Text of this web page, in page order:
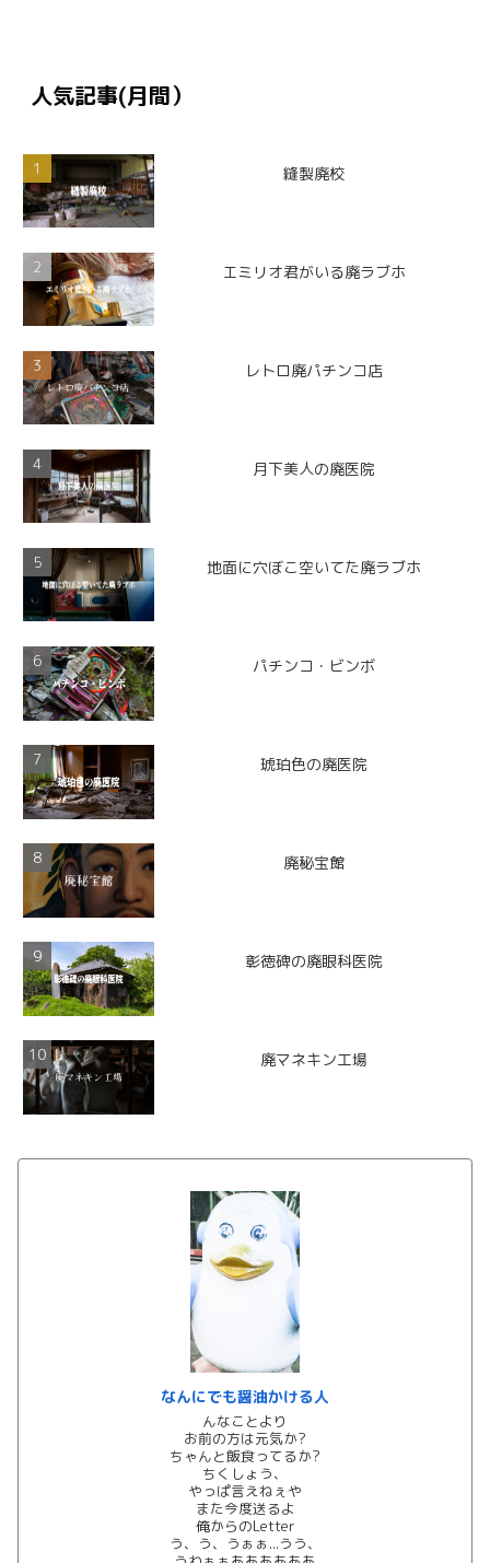
人気記事(月間）
縫製廃校
エミリオ君がいる廃ラブホ
レトロ廃パチンコ店
月下美人の廃医院
地面に穴ぼこ空いてた廃ラブホ
パチンコ・ビンボ
琥珀色の廃医院
廃秘宝館
彰徳碑の廃眼科医院
廃マネキン工場
なんにでも醤油かける人
んなことより
お前の方は元気か?
ちゃんと飯食ってるか?
ちくしょう、
やっぱ言えねぇや
また今度送るよ
俺からのLetter
う、う、うぁぁ...うう、